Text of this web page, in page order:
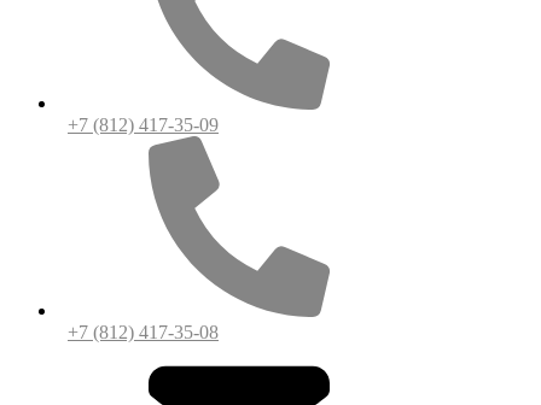
+7 (812) 417-35-09
+7 (812) 417-35-08